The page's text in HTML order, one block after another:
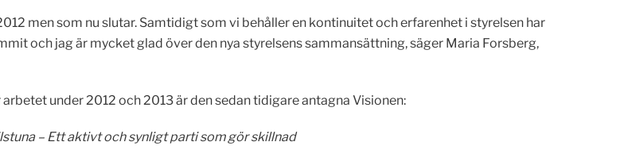
men som nu slutar. Samtidigt som vi behåller en kontinuitet och erfarenhet i styrelsen har
och jag är mycket glad över den nya styrelsens sammansättning, säger Maria Forsberg,
under 2012 och 2013 är den sedan tidigare antagna Visionen:
– Ett aktivt och synligt parti som gör skillnad